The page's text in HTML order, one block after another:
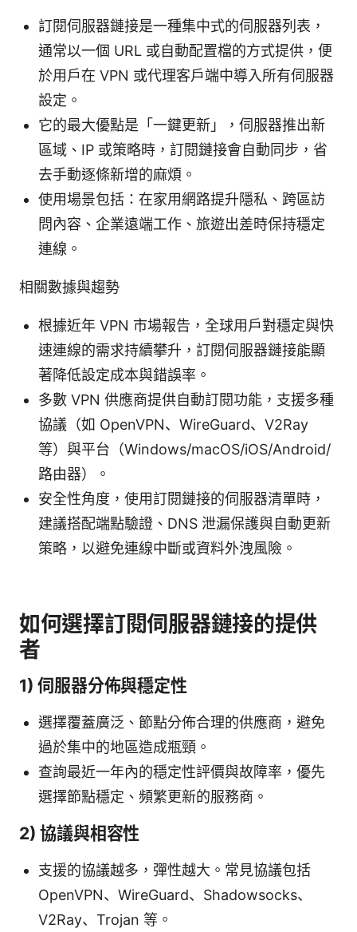
訂閱伺服器鏈接是一種集中式的伺服器列表，
通常以一個 URL 或自動配置檔的方式提供，便
於用戶在 VPN 或代理客戶端中導入所有伺服器
設定。
它的最大優點是「一鍵更新」，伺服器推出新
區域、IP 或策略時，訂閱鏈接會自動同步，省
去手動逐條新增的麻煩。
使用場景包括：在家用網路提升隱私、跨區訪
問內容、企業遠端工作、旅遊出差時保持穩定
連線。
相關數據與趨勢
根據近年 VPN 市場報告，全球用戶對穩定與快
速連線的需求持續攀升，訂閱伺服器鏈接能顯
著降低設定成本與錯誤率。
多數 VPN 供應商提供自動訂閱功能，支援多種
協議（如 OpenVPN、WireGuard、V2Ray
等）與平台（Windows/macOS/iOS/Android/
路由器）。
安全性角度，使用訂閱鏈接的伺服器清單時，
建議搭配端點驗證、DNS 泄漏保護與自動更新
策略，以避免連線中斷或資料外洩風險。
如何選擇訂閱伺服器鏈接的提供
者
1) 伺服器分佈與穩定性
選擇覆蓋廣泛、節點分佈合理的供應商，避免
過於集中的地區造成瓶頸。
查詢最近一年內的穩定性評價與故障率，優先
選擇節點穩定、頻繁更新的服務商。
2) 協議與相容性
支援的協議越多，彈性越大。常見協議包括
OpenVPN、WireGuard、Shadowsocks、
V2Ray、Trojan 等。